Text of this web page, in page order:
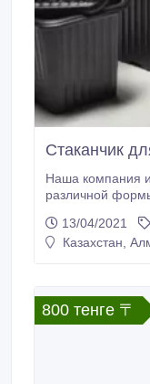
Стаканчик
Наша компания
различной
зарубеж
13/04/2021
Казахстан,
800 тенге 〒